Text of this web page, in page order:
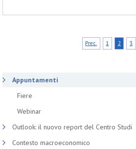
Prec. 1 2 3
Appuntamenti
Fiere
Webinar
Outlook: il nuovo report del Centro Studi
Contesto macroeconomico